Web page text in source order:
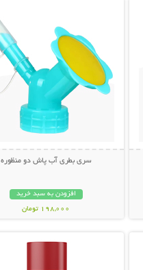
سری بطری آب پاش دو منظوره
افزودن به سبد خرید
198,000 تومان